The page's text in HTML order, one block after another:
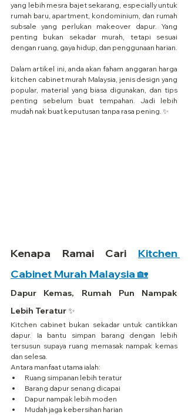
yang lebih mesra bajet sekarang, especially untuk
rumah baru, apartment, kondominium, dan rumah
subsale yang perlukan makeover dapur. Yang
penting bukan sekadar murah, tetapi sesuai
dengan ruang, gaya hidup, dan penggunaan harian.
Dalam artikel ini, anda akan faham anggaran harga
kitchen cabinet murah Malaysia, jenis design yang
popular, material yang biasa digunakan, dan tips
penting sebelum buat tempahan. Jadi lebih
mudah nak buat keputusan tanpa rasa pening. ✨
Kenapa Ramai Cari Kitchen
Cabinet Murah Malaysia 🏡
Dapur Kemas, Rumah Pun Nampak
Lebih Teratur ✨
Kitchen cabinet bukan sekadar untuk cantikkan
dapur. Ia bantu simpan barang dengan lebih
tersusun supaya ruang memasak nampak kemas
dan selesa.
Antara manfaat utama ialah:
Ruang simpanan lebih teratur
Barang dapur senang dicapai
Dapur nampak lebih moden
Mudah jaga kebersihan harian